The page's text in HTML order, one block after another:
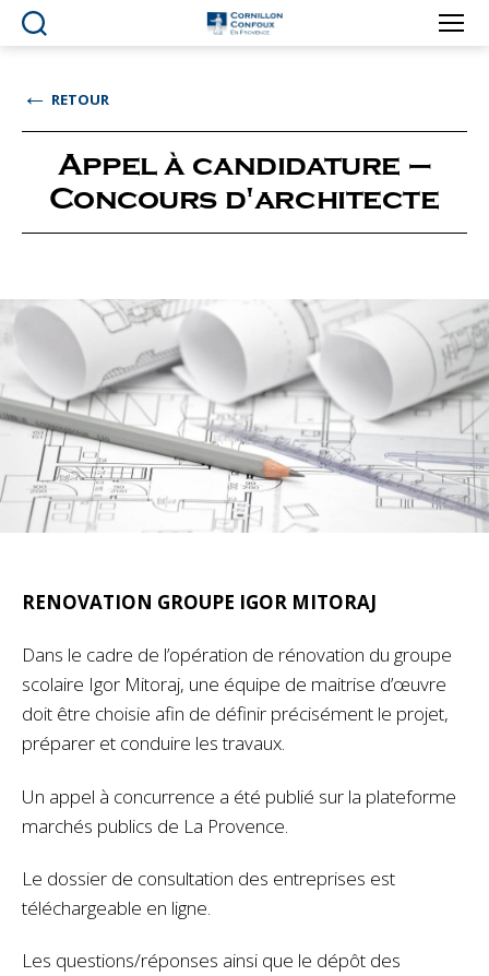
Ville
en
Provence
← RETOUR
Appel à candidature –
Concours d'architecte
RENOVATION GROUPE IGOR MITORAJ
Dans le cadre de l’opération de rénovation du groupe
scolaire Igor Mitoraj, une équipe de maitrise d’œuvre
doit être choisie afin de définir précisément le projet,
préparer et conduire les travaux.
Un appel à concurrence a été publié sur la plateforme
marchés publics de La Provence.
Le dossier de consultation des entreprises est
téléchargeable en ligne.
Les questions/réponses ainsi que le dépôt des